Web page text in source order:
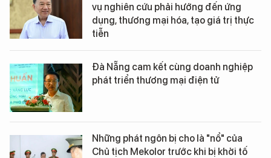
vụ nghiên cứu phải hướng đến ứng
dụng, thương mại hóa, tạo giá trị thực
tiễn
Đà Nẵng cam kết cùng doanh nghiệp
phát triển thương mại điện tử
Những phát ngôn bị cho là "nổ" của
Chủ tịch Mekolor trước khi bị khởi tố